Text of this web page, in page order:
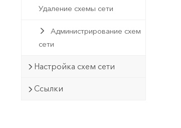
Удаление схемы сети
Администрирование схем
сети
Настройка схем сети
Ссылки